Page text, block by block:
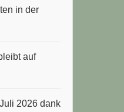
in der
auf
2026 dank